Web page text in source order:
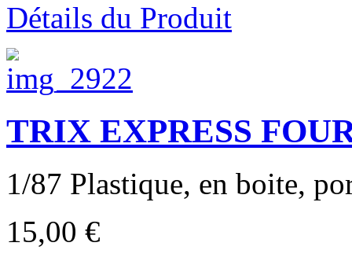
Détails du Produit
TRIX EXPRESS
1/87 Plastique, en boite,
15,00 €